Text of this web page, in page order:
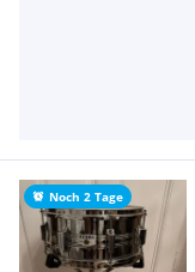
Noch 2 Tage